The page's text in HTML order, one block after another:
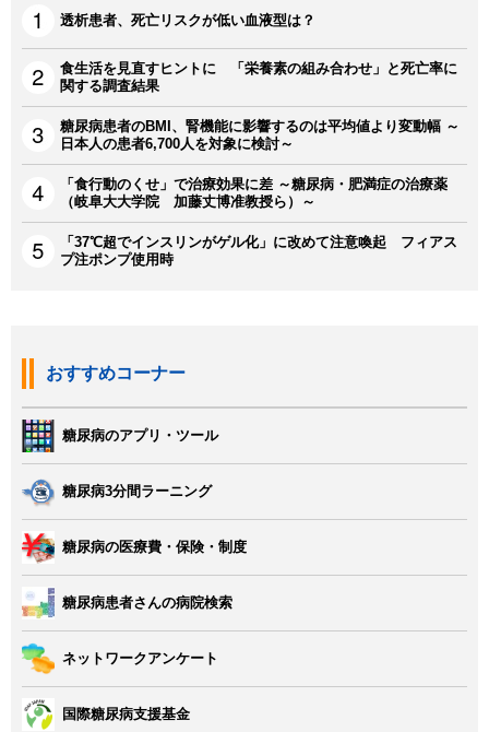
透析患者、死亡リスクが低い血液型は？
食生活を見直すヒントに 「栄養素の組み合わせ」と死亡率に
関する調査結果
糖尿病患者のBMI、腎機能に影響するのは平均値より変動幅 ～
日本人の患者6,700人を対象に検討～
「食行動のくせ」で治療効果に差 ～糖尿病・肥満症の治療薬
（岐阜大大学院 加藤丈博准教授ら）～
「37℃超でインスリンがゲル化」に改めて注意喚起 フィアス
プ注ポンプ使用時
おすすめコーナー
糖尿病のアプリ・ツール
糖尿病3分間ラーニング
糖尿病の医療費・保険・制度
糖尿病患者さんの病院検索
ネットワークアンケート
国際糖尿病支援基金